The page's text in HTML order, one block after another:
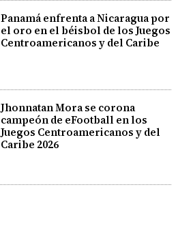
Panamá enfrenta a Nicaragua por
el oro en el béisbol de los Juegos
Centroamericanos y del Caribe
Jhonnatan Mora se corona
campeón de eFootball en los
Juegos Centroamericanos y del
Caribe 2026